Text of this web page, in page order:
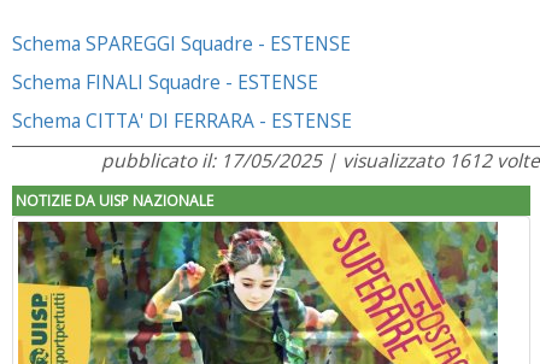
Schema SPAREGGI Squadre - ESTENSE
Schema FINALI Squadre - ESTENSE
Schema CITTA' DI FERRARA - ESTENSE
pubblicato il: 17/05/2025 | visualizzato 1612 volte
NOTIZIE DA UISP NAZIONALE